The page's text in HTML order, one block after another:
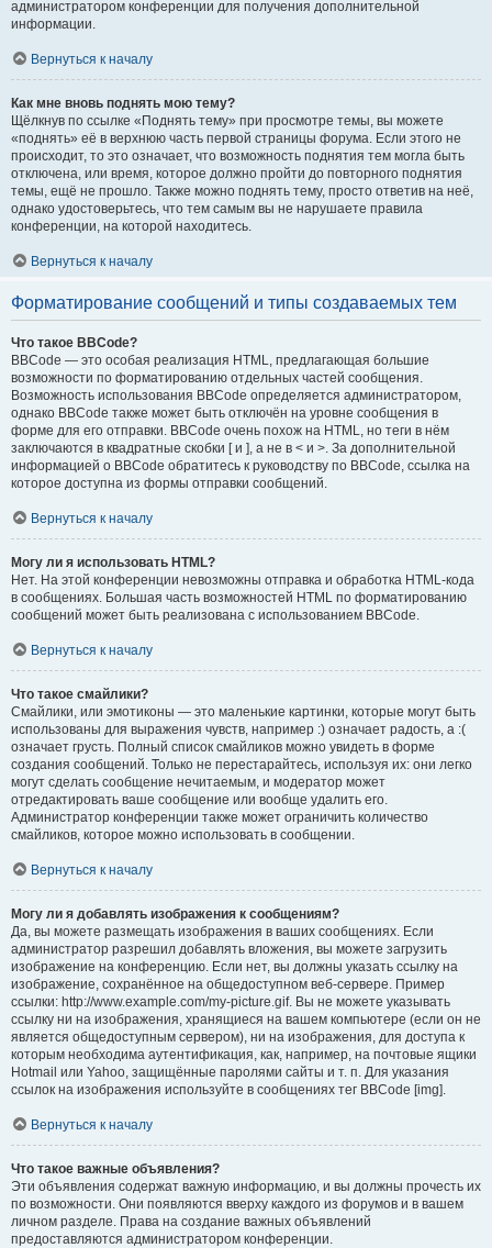
администратором конференции для получения дополнительной
информации.
Вернуться к началу
Как мне вновь поднять мою тему?
Щёлкнув по ссылке «Поднять тему» при просмотре темы, вы можете
«поднять» её в верхнюю часть первой страницы форума. Если этого не
происходит, то это означает, что возможность поднятия тем могла быть
отключена, или время, которое должно пройти до повторного поднятия
темы, ещё не прошло. Также можно поднять тему, просто ответив на неё,
однако удостоверьтесь, что тем самым вы не нарушаете правила
конференции, на которой находитесь.
Вернуться к началу
Форматирование сообщений и типы создаваемых тем
Что такое BBCode?
BBCode — это особая реализация HTML, предлагающая большие
возможности по форматированию отдельных частей сообщения.
Возможность использования BBCode определяется администратором,
однако BBCode также может быть отключён на уровне сообщения в
форме для его отправки. BBCode очень похож на HTML, но теги в нём
заключаются в квадратные скобки [ и ], а не в < и >. За дополнительной
информацией о BBCode обратитесь к руководству по BBCode, ссылка на
которое доступна из формы отправки сообщений.
Вернуться к началу
Могу ли я использовать HTML?
Нет. На этой конференции невозможны отправка и обработка HTML-кода
в сообщениях. Большая часть возможностей HTML по форматированию
сообщений может быть реализована с использованием BBCode.
Вернуться к началу
Что такое смайлики?
Смайлики, или эмотиконы — это маленькие картинки, которые могут быть
использованы для выражения чувств, например :) означает радость, а :(
означает грусть. Полный список смайликов можно увидеть в форме
создания сообщений. Только не перестарайтесь, используя их: они легко
могут сделать сообщение нечитаемым, и модератор может
отредактировать ваше сообщение или вообще удалить его.
Администратор конференции также может ограничить количество
смайликов, которое можно использовать в сообщении.
Вернуться к началу
Могу ли я добавлять изображения к сообщениям?
Да, вы можете размещать изображения в ваших сообщениях. Если
администратор разрешил добавлять вложения, вы можете загрузить
изображение на конференцию. Если нет, вы должны указать ссылку на
изображение, сохранённое на общедоступном веб-сервере. Пример
ссылки: http://www.example.com/my-picture.gif. Вы не можете указывать
ссылку ни на изображения, хранящиеся на вашем компьютере (если он не
является общедоступным сервером), ни на изображения, для доступа к
которым необходима аутентификация, как, например, на почтовые ящики
Hotmail или Yahoo, защищённые паролями сайты и т. п. Для указания
ссылок на изображения используйте в сообщениях тег BBCode [img].
Вернуться к началу
Что такое важные объявления?
Эти объявления содержат важную информацию, и вы должны прочесть их
по возможности. Они появляются вверху каждого из форумов и в вашем
личном разделе. Права на создание важных объявлений
предоставляются администратором конференции.